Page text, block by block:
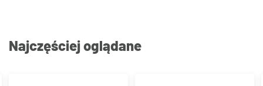
Najczęściej oglądane